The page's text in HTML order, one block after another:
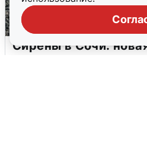
Сирены в Сочи: